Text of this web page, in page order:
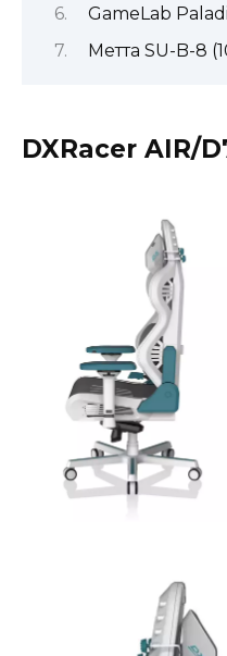
GameLab
Метта SU-B-8
DXRacer AIR/